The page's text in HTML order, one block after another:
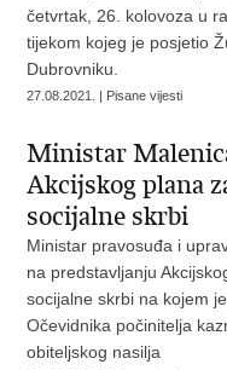
četvrtak, 26. kolovoza u
tijekom kojeg je posjetio
Dubrovniku.
27.08.2021. | Pisane vijesti
Ministar
Akcijskog plana
socijalne skrbi
Ministar pravosuđa i
na predstavljanju
socijalne skrbi na kojem
Očevidnika počinitelja
obiteljskog nasilja